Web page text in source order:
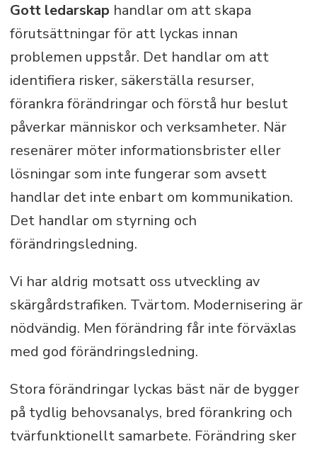
Gott ledarskap handlar om att skapa
förutsättningar för att lyckas innan
problemen uppstår. Det handlar om att
identifiera risker, säkerställa resurser,
förankra förändringar och förstå hur beslut
påverkar människor och verksamheter. När
resenärer möter informationsbrister eller
lösningar som inte fungerar som avsett
handlar det inte enbart om kommunikation.
Det handlar om styrning och
förändringsledning.
Vi har aldrig motsatt oss utveckling av
skärgårdstrafiken. Tvärtom. Modernisering är
nödvändig. Men förändring får inte förväxlas
med god förändringsledning.
Stora förändringar lyckas bäst när de bygger
på tydlig behovsanalys, bred förankring och
tvärfunktionellt samarbete. Förändring sker